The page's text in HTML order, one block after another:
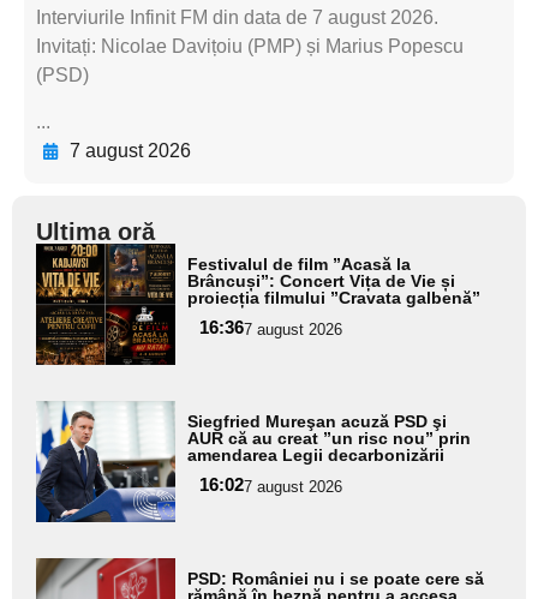
Interviurile Infinit FM din data de 7 august 2026.
Invitați: Nicolae Davițoiu (PMP) și Marius Popescu
(PSD)
...
7 august 2026
Ultima oră
Adaugă
aici textul
pentru
subtitlu
Festivalul de film ”Acasă la
Brâncuși”: Concert Vița de Vie și
proiecția filmului ”Cravata galbenă”
16:367 august 2026
Adaugă
aici textul
pentru
subtitlu
Siegfried Mureşan acuză PSD şi
AUR că au creat ”un risc nou” prin
amendarea Legii decarbonizării
16:027 august 2026
Adaugă
PSD: României nu i se poate cere să
rămână în beznă pentru a accesa